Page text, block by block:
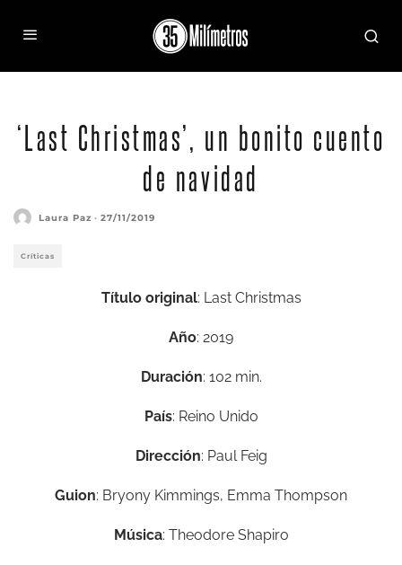
‘Last Christmas’, un bonito cuento
de navidad
Laura Paz · 27/11/2019
Críticas
Título original: Last Christmas
Año: 2019
Duración: 102 min.
País: Reino Unido
Dirección: Paul Feig
Guion: Bryony Kimmings, Emma Thompson
Música: Theodore Shapiro